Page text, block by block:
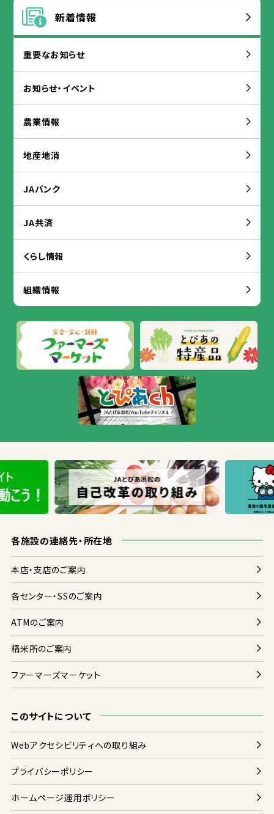
新着情報
重要なお知らせ
お知らせ・イベント
農業情報
地産地消
JAバンク
JA共済
くらし情報
組織情報
各施設の連絡先・所在地
本店・支店のご案内
各センター・SSのご案内
ATMのご案内
精米所のご案内
ファーマーズマーケット
このサイトについて
Webアクセシビリティへの取り組み
プライバシーポリシー
ホームページ運用ポリシー